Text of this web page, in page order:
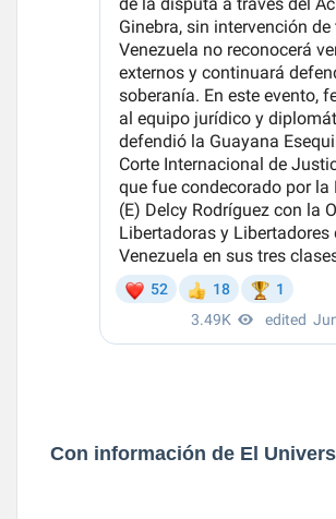
Con información de El